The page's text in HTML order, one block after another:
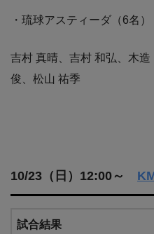
・琉球アスティーダ（6名）
吉村 真晴、吉村 和弘、木
俊、松山 祐季
10/23（日）12:00～
試合結果